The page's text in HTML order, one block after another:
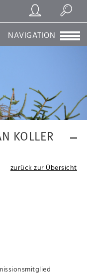
Registrierung/Login
Suchen
NAVIGATION
KOLLER
zurück zur Übersicht